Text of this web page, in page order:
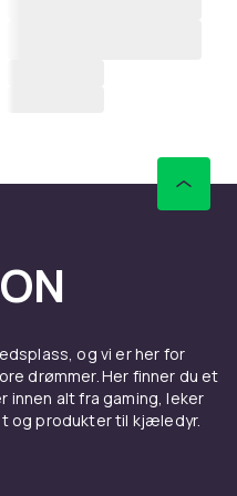
og vi er her for
drømmer. Her finner du et
alt fra gaming, leker
og produkter til kjæledyr.